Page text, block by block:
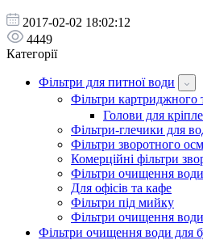
2017-02-02 18:02:12
4449
Категорії
Фільтри для питної води
Фільтри картриджного
Голови для
Фільтри-глечики для
Фільтри зворотного
Комерційні фільтри
Фільтри очищення
Для офісів та кафе
Фільтри під мийку
Фільтри очищення
Фільтри очищення води для